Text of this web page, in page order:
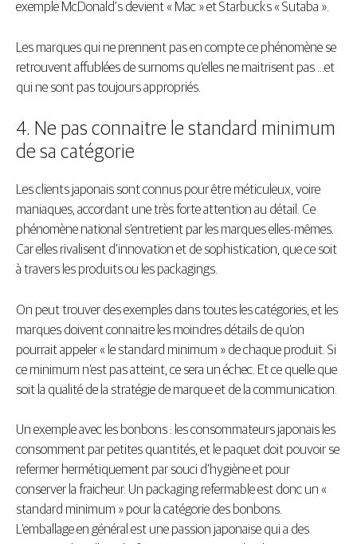
exemple McDonald’s devient « Mac » et Starbucks « Sutaba ».
Les marques qui ne prennent pas en compte ce phénomène se
retrouvent affublées de surnoms qu’elles ne maitrisent pas …et
qui ne sont pas toujours appropriés.
4. Ne pas connaitre le standard minimum
de sa catégorie
Les clients japonais sont connus pour être méticuleux, voire
maniaques, accordant une très forte attention au détail. Ce
phénomène national s’entretient par les marques elles-mêmes.
Car elles rivalisent d’innovation et de sophistication, que ce soit
à travers les produits ou les packagings.
On peut trouver des exemples dans toutes les catégories, et les
marques doivent connaitre les moindres détails de qu’on
pourrait appeler « le standard minimum » de chaque produit. Si
ce minimum n’est pas atteint, ce sera un échec. Et ce quelle que
soit la qualité de la stratégie de marque et de la communication.
Un exemple avec les bonbons : les consommateurs japonais les
consomment par petites quantités, et le paquet doit pouvoir se
refermer hermétiquement par souci d’hygiène et pour
conserver la fraicheur. Un packaging refermable est donc un «
standard minimum » pour la catégorie des bonbons.
L’emballage en général est une passion japonaise qui a des